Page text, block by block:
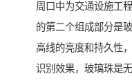
周口中为交通设施工
的第二个组成部分是
高线的亮度和持久性
识别效果，玻璃珠是